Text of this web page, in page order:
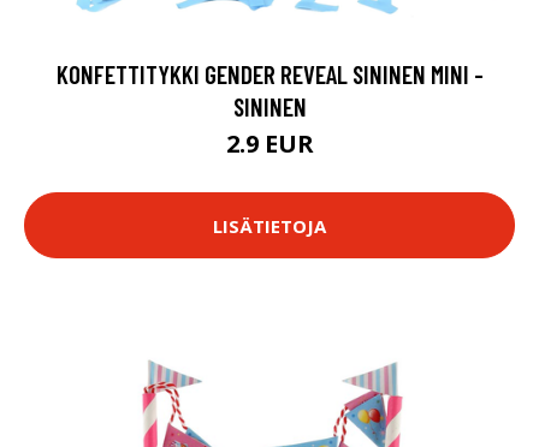
KONFETTITYKKI GENDER REVEAL SININEN MINI -
SININEN
2.9 EUR
LISÄTIETOJA